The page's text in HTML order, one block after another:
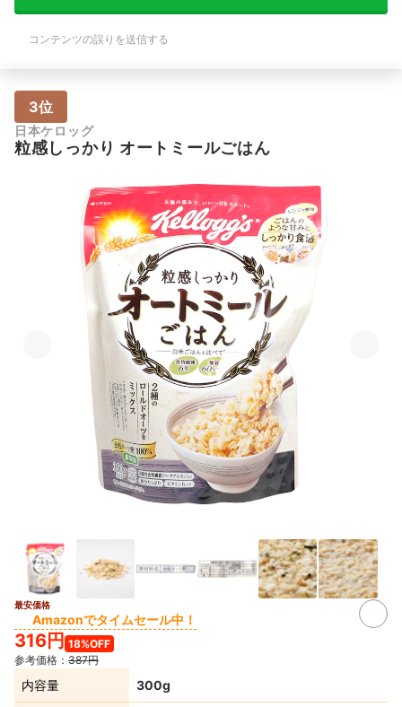
コンテンツの誤りを送信する
3位
日本ケロッグ
粒感しっかり オートミールごはん
最安価格
Amazonでタイムセール中！
316円 18%OFF
参考価格： 387円
内容量 300g